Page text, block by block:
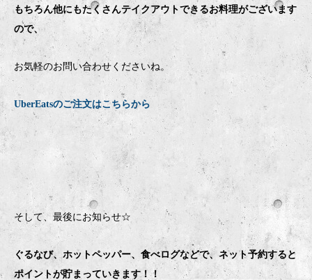
もちろん他にもたくさんテイクアウトできるお料理がございます
ので、
お気軽のお問い合わせくださいね。
UberEatsのご注文はこちらから
そして、最後にお知らせ☆
ぐるなび、ホットペッパー、食べログなどで、ネット予約すると
ポイントが貯まっていきます！！